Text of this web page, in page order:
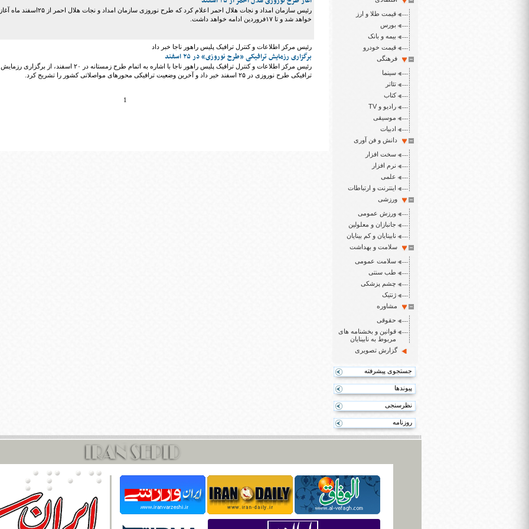
قیمت طلا و ارز
بورس
بیمه و بانک
قیمت خودرو
فرهنگی
سینما
تئاتر
کتاب
رادیو و TV
موسیقی
ادبیات
دانش و فن آوری
سخت افزار
نرم افزار
علمی
اینترنت و ارتباطات
ورزشی
ورزش عمومی
جانبازان و معلولین
نابینایان و کم بینایان
سلامت و بهداشت
سلامت عمومی
طب سنتی
چشم پزشکی
ژنتیک
مشاوره
حقوقی
قوانین و بخشنامه های
مربوط به نابینایان
گزارش تصویری
جستجوی پیشرفته
پیوندها
نظرسنجی
روزنامه
رئیس سازمان امداد و نجات هلال احمر اعلام کرد که طرح نوروزی سازمان امداد و نجات هلال احمر از ۲۵اسفند ماه آغاز
خواهد شد و تا ۱۷فروردین ادامه خواهد داشت.
رئیس مرکز اطلاعات و کنترل ترافیک پلیس راهور ناجا خبر داد
برگزاری رزمایش ترافیکی «طرح نوروزی» در ۲۵ اسفند
رئیس مرکز اطلاعات و کنترل ترافیک پلیس راهور ناجا با اشاره به اتمام طرح زمستانه در ۲۰ اسفند، از برگزاری رزمایش
ترافیکی طرح نوروزی در ۲۵ اسفند خبر داد و آخرین وضعیت ترافیکی محورهای مواصلاتی کشور را تشریح کرد.
1